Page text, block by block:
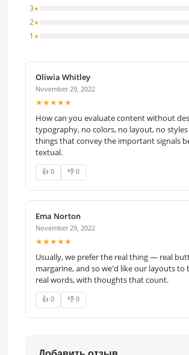
3★
2★
1 ★
Oliwia Whitley
November 29, 2022
★★★★★
How can you evaluate content without
typography, no colors, no layout, no
things that convey the important signals
textual.
👍 0 👎 0
Ema Norton
November 29, 2022
★★★★★
Usually, we prefer the real thing — real
margarine, and so we'd like our layouts to
real words, with thoughts that count.
👍 0 👎 0